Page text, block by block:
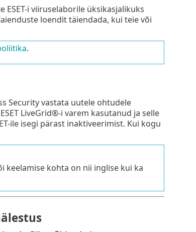
ESET-i viiruselaborile üksikasjalikuks
loendit täiendada, kui teie või
.
Security vastata uutele ohtudele
LiveGrid®-i varem kasutanud ja selle
ile isegi pärast inaktiveerimist. Kui kogu
keelamise kohta on nii inglise kui ka